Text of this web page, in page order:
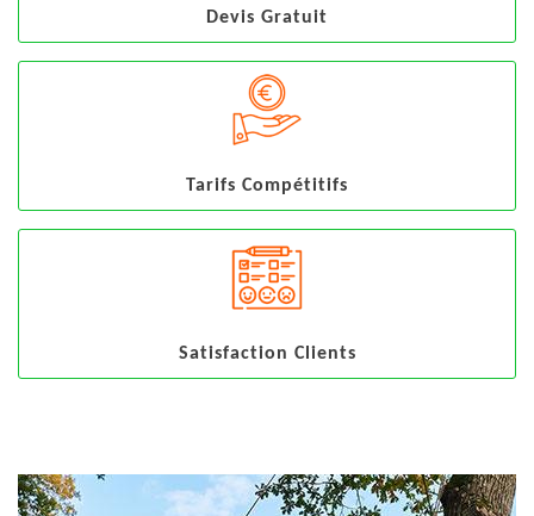
Devis Gratuit
Tarifs Compétitifs
Satisfaction Clients